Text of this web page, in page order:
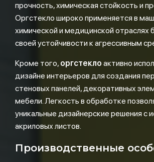
прочность, химическая стойкость и
Оргстекло широко применяется в
химической и медицинской отраслях
своей устойчивости к агрессивным
Кроме того, оргстекло активно
дизайне интерьеров для создания
стеновых панелей, декоративных
мебели. Легкость в обработке
уникальные дизайнерские решения с
акриловых листов.
Производственные